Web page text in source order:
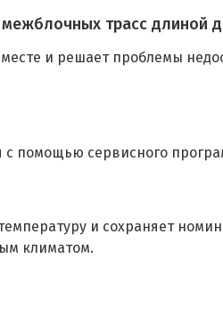
межблочных трасс длиной
и решает проблемы
помощью сервисного
и сохраняет
климатом.